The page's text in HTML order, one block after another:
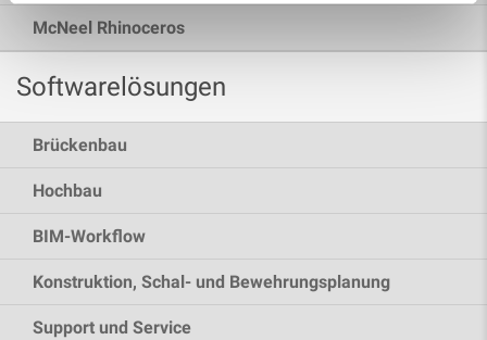
McNeel Rhinoceros
Softwarelösungen
Brückenbau
Hochbau
BIM-Workflow
Konstruktion, Schal- und Bewehrungsplanung
Support und Service